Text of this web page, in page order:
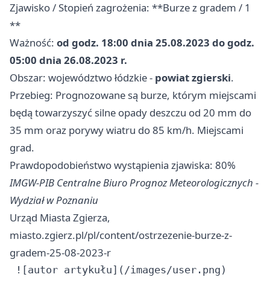
Zjawisko / Stopień zagrożenia: **Burze z gradem / 1
**
Ważność: od godz. 18:00 dnia 25.08.2023 do godz.
05:00 dnia 26.08.2023 r.
Obszar: województwo łódzkie - powiat zgierski.
Przebieg: Prognozowane są burze, którym miejscami
będą towarzyszyć silne opady deszczu od 20 mm do
35 mm oraz porywy wiatru do 85 km/h. Miejscami
grad.
Prawdopodobieństwo wystąpienia zjawiska: 80%
IMGW-PIB Centralne Biuro Prognoz Meteorologicznych -
Wydział w Poznaniu
Urząd Miasta Zgierza,
miasto.zgierz.pl/pl/content/ostrzezenie-burze-z-
gradem-25-08-2023-r